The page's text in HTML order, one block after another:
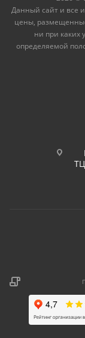
Данный сайт и все
цены,
ни при каких
определяемой